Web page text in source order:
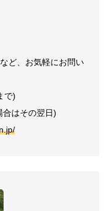
ど、お気軽にお問い
で)
はその翌日)